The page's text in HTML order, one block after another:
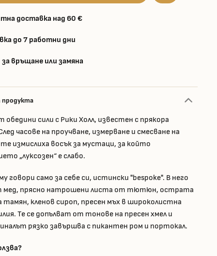
доставка над 60 €
до 7 работни дни
връщане или замяна
продукта
сили с Рики Холл, известен с прякора
часове на проучване, измерване и смесване на
измислиха восък за мустаци, за който
„луксозен“ е слабо.
говори само за себе си, истински "bespoke". В него
мед, прясно натрошени листа от тютюн, острата
тамян, кленов сироп, пресен мъх в широколистна
Те се допълват от тонове на пресен хмел и
рязко завършва с пикантен ром и портокал.